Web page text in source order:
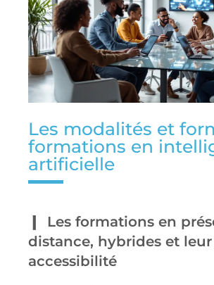
Les modalités et
formations en
artificielle
Les formations en
distance, hybrides et leur
accessibilité